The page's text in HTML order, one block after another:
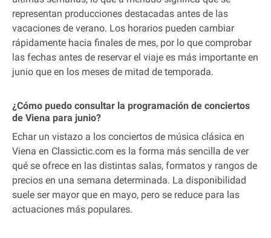
representan producciones destacadas antes de las
vacaciones de verano. Los horarios pueden cambiar
rápidamente hacia finales de mes, por lo que comprobar
las fechas antes de reservar el viaje es más importante en
junio que en los meses de mitad de temporada.
¿Cómo puedo consultar la programación de conciertos
de Viena para junio?
Echar un vistazo a los conciertos de música clásica en
Viena en Classictic.com es la forma más sencilla de ver
qué se ofrece en las distintas salas, formatos y rangos de
precios en una semana determinada. La disponibilidad
suele ser mayor que en mayo, pero se reduce para las
actuaciones más populares.